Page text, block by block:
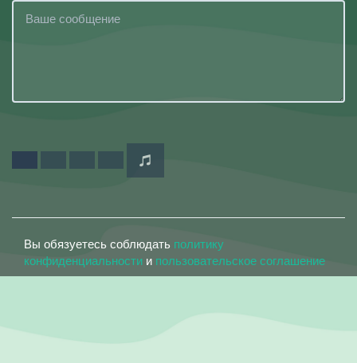
Вы обязуетесь соблюдать политику
конфиденциальности и пользовательское соглашение